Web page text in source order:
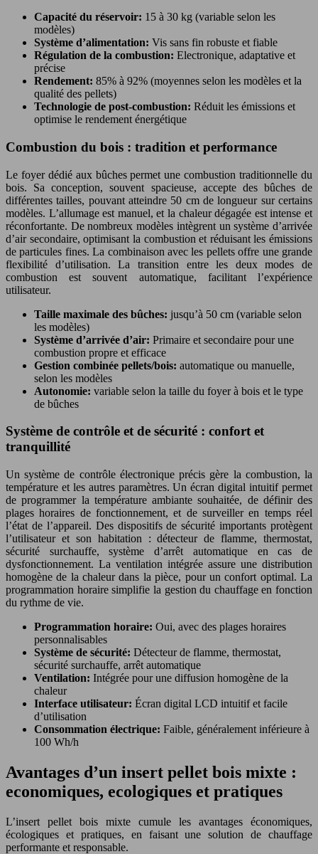
Capacité du réservoir: 15 à 30 kg (variable selon les
modèles)
Système d’alimentation: Vis sans fin robuste et fiable
Régulation de la combustion: Electronique, adaptative et
précise
Rendement: 85% à 92% (moyennes selon les modèles et la
qualité des pellets)
Technologie de post-combustion: Réduit les émissions et
optimise le rendement énergétique
Combustion du bois : tradition et performance
Le foyer dédié aux bûches permet une combustion traditionnelle du
bois. Sa conception, souvent spacieuse, accepte des bûches de
différentes tailles, pouvant atteindre 50 cm de longueur sur certains
modèles. L’allumage est manuel, et la chaleur dégagée est intense et
réconfortante. De nombreux modèles intègrent un système d’arrivée
d’air secondaire, optimisant la combustion et réduisant les émissions
de particules fines. La combinaison avec les pellets offre une grande
flexibilité d’utilisation. La transition entre les deux modes de
combustion est souvent automatique, facilitant l’expérience
utilisateur.
Taille maximale des bûches: jusqu’à 50 cm (variable selon
les modèles)
Système d’arrivée d’air: Primaire et secondaire pour une
combustion propre et efficace
Gestion combinée pellets/bois: automatique ou manuelle,
selon les modèles
Autonomie: variable selon la taille du foyer à bois et le type
de bûches
Système de contrôle et de sécurité : confort et
tranquillité
Un système de contrôle électronique précis gère la combustion, la
température et les autres paramètres. Un écran digital intuitif permet
de programmer la température ambiante souhaitée, de définir des
plages horaires de fonctionnement, et de surveiller en temps réel
l’état de l’appareil. Des dispositifs de sécurité importants protègent
l’utilisateur et son habitation : détecteur de flamme, thermostat,
sécurité surchauffe, système d’arrêt automatique en cas de
dysfonctionnement. La ventilation intégrée assure une distribution
homogène de la chaleur dans la pièce, pour un confort optimal. La
programmation horaire simplifie la gestion du chauffage en fonction
du rythme de vie.
Programmation horaire: Oui, avec des plages horaires
personnalisables
Système de sécurité: Détecteur de flamme, thermostat,
sécurité surchauffe, arrêt automatique
Ventilation: Intégrée pour une diffusion homogène de la
chaleur
Interface utilisateur: Écran digital LCD intuitif et facile
d’utilisation
Consommation électrique: Faible, généralement inférieure à
100 Wh/h
Avantages d’un insert pellet bois mixte :
economiques, ecologiques et pratiques
L’insert pellet bois mixte cumule les avantages économiques,
écologiques et pratiques, en faisant une solution de chauffage
performante et responsable.